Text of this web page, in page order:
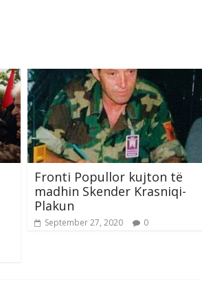
Fronti Popullor kujton të
madhin Skender Krasniqi-
Plakun
September 27, 2020 0